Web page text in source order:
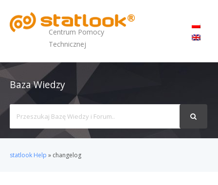
Centrum Pomocy
Technicznej
Baza Wiedzy
For
statlook Help » changelog